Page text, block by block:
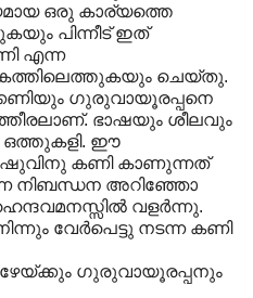
ഒരു കാര്യത്തെ
പിന്നീട്‌ ഇത്‌
എന്ന
ചെയ്തു.
ഗുരുവായൂരപ്പനെ
ഭാഷയും ശീലവും
ഒത്തുകളി. ഈ
കണി കാണുന്നത്‌
നിബന്ധന അറിഞ്ഞോ
വളര്‍ന്നു.
വേര്‍പെട്ടു നടന്ന കണി
ഗുരുവായൂരപ്പനും